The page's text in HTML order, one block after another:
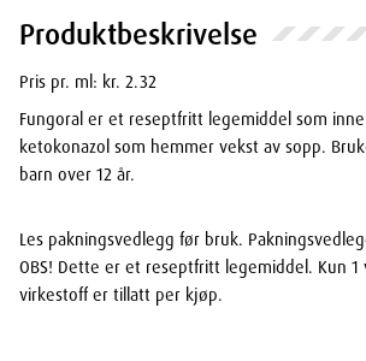
Produktbeskrivelse
Pris pr. ml: kr. 2.32
Fungoral er et reseptfritt legemiddel som
ketokonazol som hemmer vekst av sopp.
barn over 12 år.
Les pakningsvedlegg før bruk.
OBS! Dette er et reseptfritt legemiddel. Kun 1
virkestoff er tillatt per kjøp.